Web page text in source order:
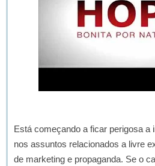
Está começando a ficar perigosa a
nos assuntos relacionados a livre
de marketing e propaganda. Se o